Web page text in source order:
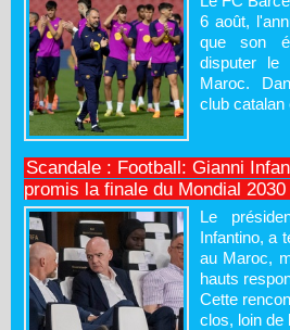
6 août,
que son
disputer
Maroc.
club catalan
Scandale : Football: Gianni
promis la finale du Mondial
Le
Infantino, a
au Maroc,
hauts
Cette
clos, loin de